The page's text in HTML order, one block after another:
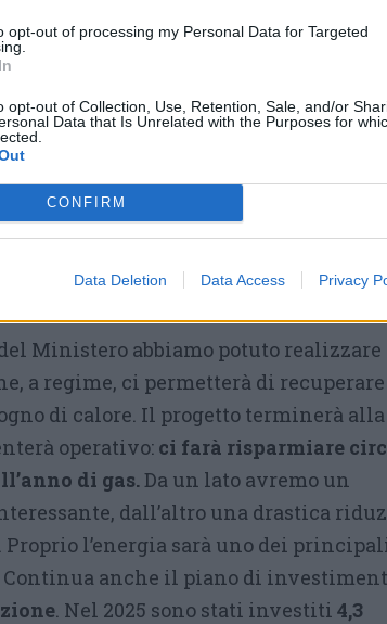
opt-out of processing my Personal Data for Targeted
opt-out of Collection, Use, Retention, Sale, and/or
Data that Is Unrelated with the Purposes for
CONFIRM
Data Deletion Data Access Privacy
illustrati durante la conferenza
del teleriscaldamento
. Nel 2025 è
dell’impianto, mentre proseguono i
con Neutalia
il profilo economico e ambientale
generato dallo smaltimento dei
Ministero abbiamo potuto realizzare
a regime, ci permetterà di
di calore. Il progetto terminerà
operativo: ci farà risparmiare
di gas.Da un lato avremo un
dall’altro una drastica
Proprio l’energia sarà uno dei
Continua anche il piano di
. Nel 2025 sono stati investiti 4,3